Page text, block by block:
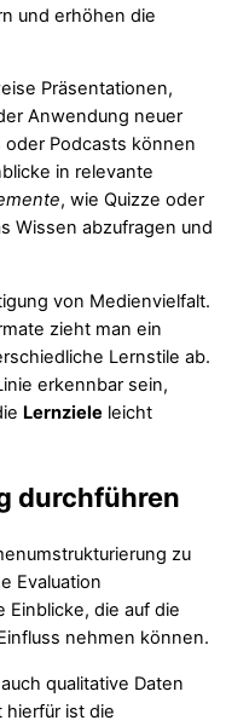
und erhöhen die
Präsentationen,
Anwendung neuer
Podcasts können
in relevante
, wie Quizze oder
Wissen abzufragen und
von Medienvielfalt.
zieht man ein
Lernstile ab.
erkennbar sein,
Lernziele leicht
durchführen
zu
Evaluation
die auf die
nehmen können.
qualitative Daten
hierfür ist die